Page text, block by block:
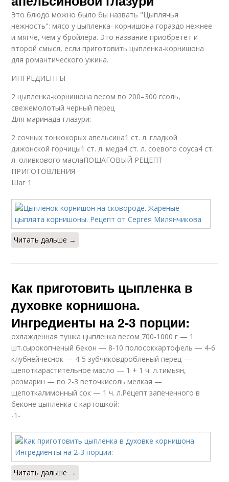
Это блюдо можно было бы назвать "Цыплячья
нежность": мясо у цыпленка- корнишона гораздо нежнее
и мягче, чем у бройлера. Это название приобретет и
второй смысл, если приготовить цыпленка-корнишона
для романтического ужина.
ИНГРЕДИЕНТЫ
2 цыпленка-корнишона весом по 200–300 гсоль,
свежемолотый черный перец
Для маринада-глазури:
2 сочных тонкокорых апельсина1 ст. л. гладкой
дижонской горчицы1 ст. л. меда4 ст. л. соевого соуса4 ст.
л. оливкового маслаПОШАГОВЫЙ РЕЦЕПТ
ПРИГОТОВЛЕНИЯ
Шаг 1
Читать дальше →
Как приготовить цыпленка в
духовке корнишона.
Ингредиенты на 2-3 порции:
охлажденная тушка цыпленка весом 700-1000 г — 1
шт.сырокопченый бекон — 8-10 полосоккартофель — 4-6
клубнейчеснок — 4-5 зубчиковдробленый перец —
щепоткарастительное масло — 1 + 1 ч. л.тимьян,
розмарин — по 2-3 веточкисоль мелкая —
щепоткалимонный сок — 1 ч. л.Рецепт запеченного в
беконе цыпленка с картошкой:
-1-
Читать дальше →